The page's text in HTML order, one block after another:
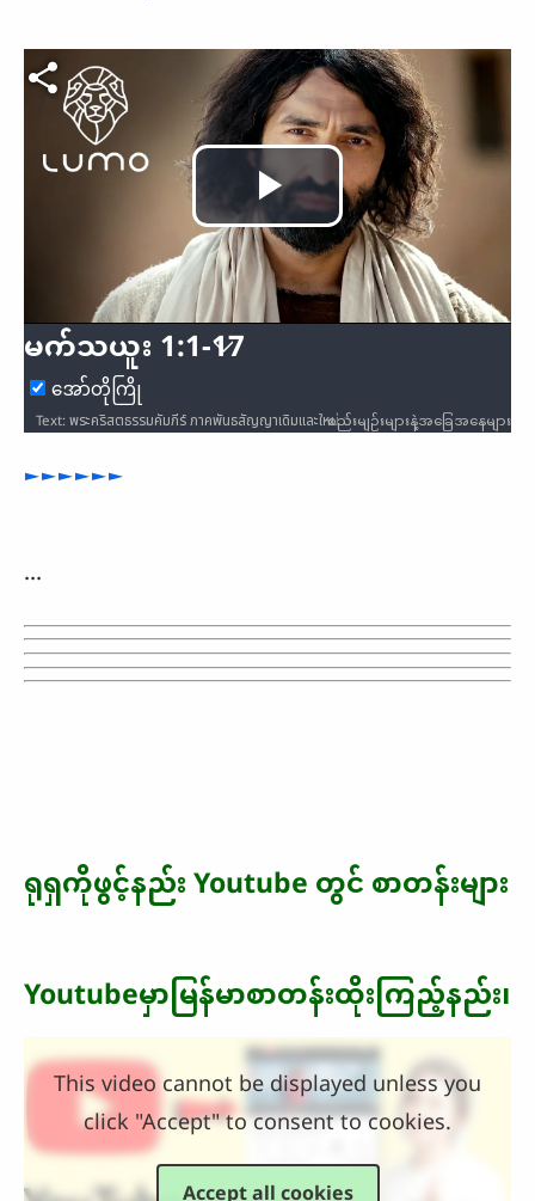
Play
Video
မက်သယူး 1:1-17
အော်တိုကြို
Text: พระคริสตธรรมคัมภีร์ ภาคพันธสัญญาเดิมและใหม่ ฉบับมาตรฐาน 2016 / Audio: ℗ Audio courtesy of Bible Media Group and LUMO Project Films / Video: Courtesy of LUMO Project Films
စည်းမျဉ်းများနဲ့အခြေအနေများ
►►►►►►
...
ရုရှကိုဖွင့်နည်း Youtube တွင် စာတန်းများ
This video cannot be displayed unless you
click "Accept" to consent to cookies.
Accept all cookies
Youtubeမှာမြန်မာစာတန်းထိုးကြည့်နည်း၊